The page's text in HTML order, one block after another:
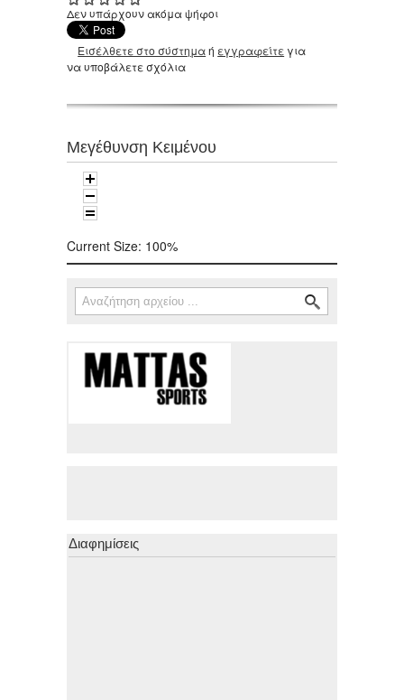
Δεν υπάρχουν ακόμα ψήφοι
Εισέλθετε στο σύστημαή εγγραφείτε για
να υποβάλετε σχόλια
Μεγέθυνση Κειμένου
Current Size: 100%
Φόρμα αναζήτησης
Αναζήτηση
Διαφημίσεις